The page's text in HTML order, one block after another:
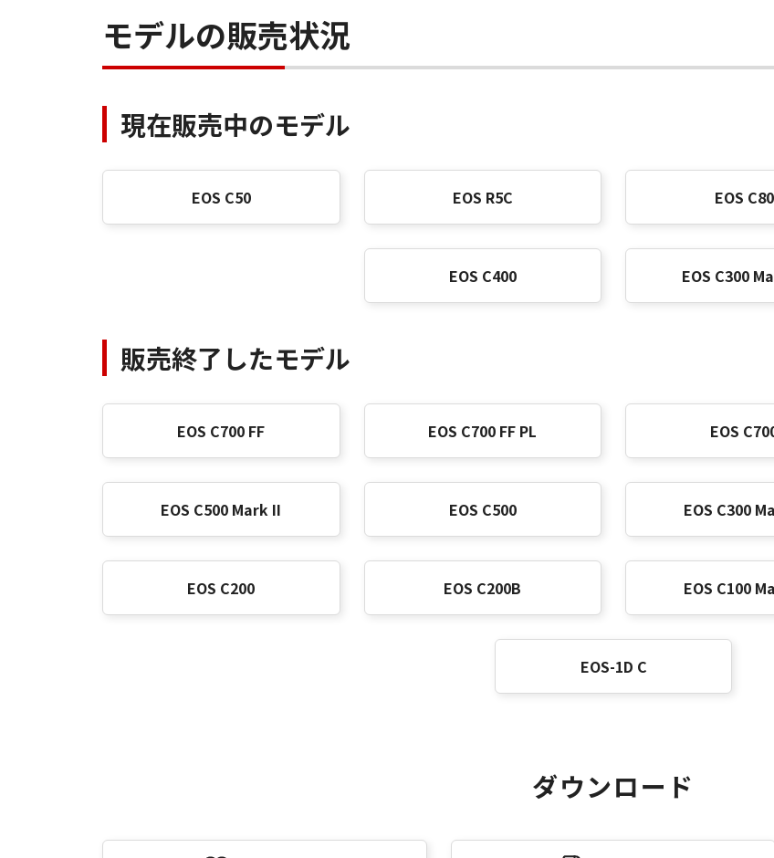
モデルの販売状況
現在販売中のモデル
EOS C50 EOS R5C EOS C80
EOS C400 EOS C300
販売終了したモデル
EOS C700 FF EOS C700 FF PL EOS
EOS C500 Mark II EOS C500 EOS C300
EOS C200 EOS C200B EOS C100
EOS-1D C
ダウンロード